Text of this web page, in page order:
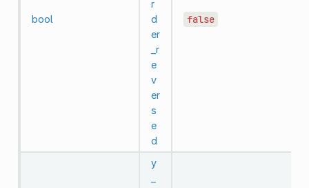
bool
r
d
er
_r
e
v
er
s
e
d
false
y